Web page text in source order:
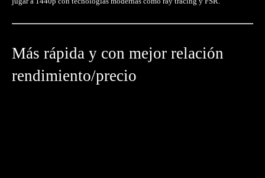
Más rápida y con mejor relación
rendimiento/precio